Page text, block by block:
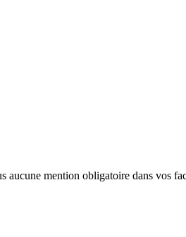
mention obligatoire dans vos